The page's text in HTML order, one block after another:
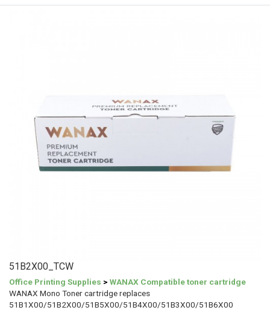
51B2X00_TCW
Office Printing Supplies > WANAX Compatible toner cartridge
WANAX Mono Toner cartridge replaces
51B1X00/51B2X00/51B5X00/51B4X00/51B3X00/51B6X00